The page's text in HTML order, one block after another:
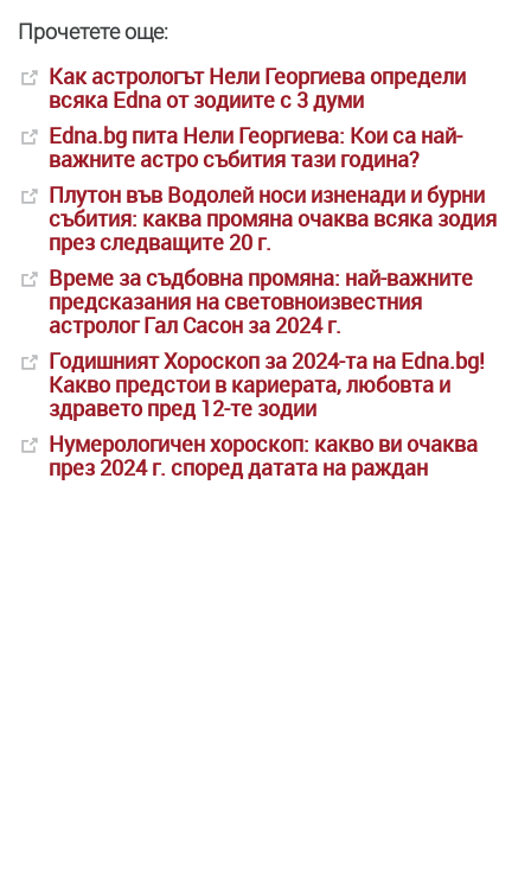
Прочетете още:
Как астрологът Нели Георгиева определи
всяка Edna от зодиите с 3 думи
Edna.bg пита Нели Георгиева: Кои са най-
важните астро събития тази година?
Плутон във Водолей носи изненади и бурни
събития: каква промяна очаква всяка зодия
през следващите 20 г.
Време за съдбовна промяна: най-важните
предсказания на световноизвестния
астролог Гал Сасон за 2024 г.
Годишният Хороскоп за 2024-та на Edna.bg!
Какво предстои в кариерата, любовта и
здравето пред 12-те зодии
Нумерологичен хороскоп: какво ви очаква
през 2024 г. според датата на раждан